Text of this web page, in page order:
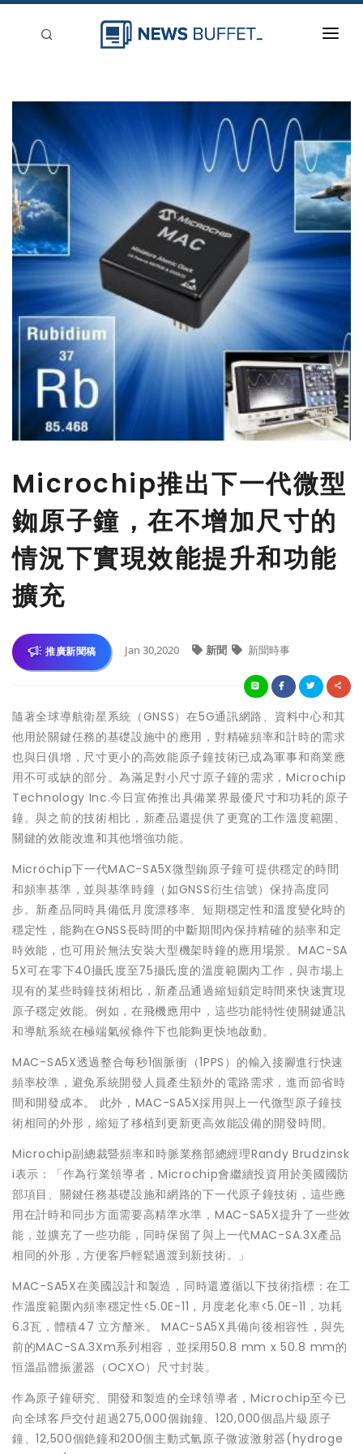
新聞稿分類
登入
刊登
Microchip推出下一代微型
銣原子鐘，在不增加尺寸的
情況下實現效能提升和功能
擴充
推廣新聞稿 Jan 30,2020 新聞 新聞時事
隨著全球導航衛星系統（GNSS）在5G通訊網路、資料中心和其
他用於關鍵任務的基礎設施中的應用，對精確頻率和計時的需求
也與日俱增，尺寸更小的高效能原子鐘技術已成為軍事和商業應
用不可或缺的部分。為滿足對小尺寸原子鐘的需求，Microchip
Technology Inc.今日宣佈推出具備業界最優尺寸和功耗的原子
鐘。與之前的技術相比，新產品還提供了更寬的工作溫度範圍、
關鍵的效能改進和其他增強功能。
Microchip下一代MAC-SA5X微型銣原子鐘可提供穩定的時間
和頻率基準，並與基準時鐘（如GNSS衍生信號）保持高度同
步。新產品同時具備低月度漂移率、短期穩定性和溫度變化時的
穩定性，能夠在GNSS長時間的中斷期間內保持精確的頻率和定
時效能，也可用於無法安裝大型機架時鐘的應用場景。MAC-SA
5X可在零下40攝氏度至75攝氏度的溫度範圍內工作，與市場上
現有的某些時鐘技術相比，新產品通過縮短鎖定時間來快速實現
原子穩定效能。例如，在飛機應用中，這些功能特性使關鍵通訊
和導航系統在極端氣候條件下也能夠更快地啟動。
MAC-SA5X透過整合每秒1個脈衝（1PPS）的輸入接腳進行快速
頻率校準，避免系統開發人員產生額外的電路需求，進而節省時
間和開發成本。 此外，MAC-SA5X採用與上一代微型原子鐘技
術相同的外形，縮短了移植到更新更高效能設備的開發時間。
Microchip副總裁暨頻率和時脈業務部總經理Randy Brudzinsk
i表示：「作為行業領導者，Microchip會繼續投資用於美國國防
部項目、關鍵任務基礎設施和網路的下一代原子鐘技術，這些應
用在計時和同步方面需要高精準水準，MAC-SA5X提升了一些效
能，並擴充了一些功能，同時保留了與上一代MAC-SA.3X產品
相同的外形，方便客戶輕鬆過渡到新技術。」
MAC-SA5X在美國設計和製造，同時還遵循以下技術指標：在工
作溫度範圍內頻率穩定性<5.0E-11，月度老化率<5.0E-11，功耗
6.3瓦，體積47 立方釐米。 MAC-SA5X具備向後相容性，與先
前的MAC-SA.3Xm系列相容，並採用50.8 mm x 50.8 mm的
恒溫晶體振盪器（OCXO）尺寸封裝。
作為原子鐘研究、開發和製造的全球領導者，Microchip至今已
向全球客戶交付超過275,000個銣鐘、120,000個晶片級原子
鐘、12,500個銫鐘和200個主動式氫原子微波激射器(hydroge